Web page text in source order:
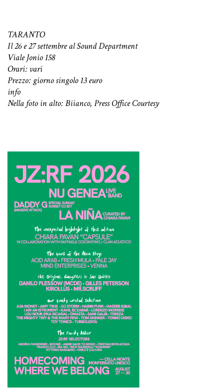
TARANTO
Il 26 e 27 settembre al Sound Department
Viale Jonio 158
Orari: vari
Prezzo: giorno singolo 13 euro
info
Nella foto in alto: Biianco, Press Office Courtesy